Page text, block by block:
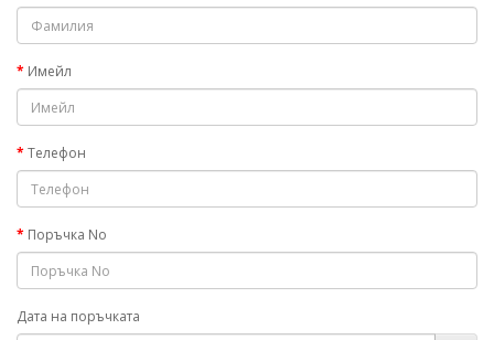
Имейл
Телефон
Поръчка No
Дата на поръчката